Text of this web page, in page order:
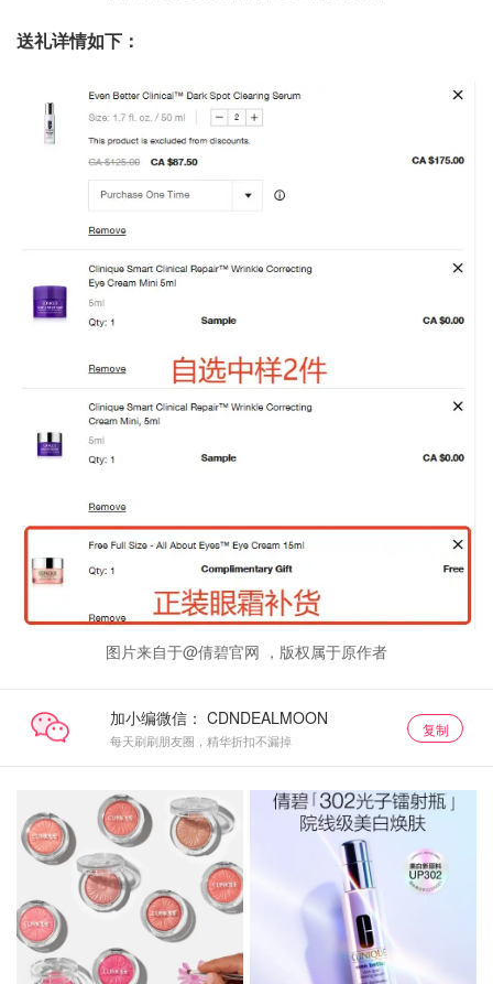
送礼详情如下：
图片来自于@倩碧官网 ，版权属于原作者
加小编微信：
每天刷刷朋友圈，精华折扣不漏掉
复制
热卖推荐 热卖推荐